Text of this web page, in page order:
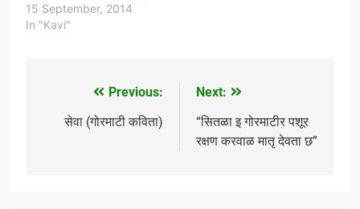
भोजन करिए।” संत बोले – “क्या
तुम्हारे पति घर पर हैं?” औरत ने
15 September, 2014
In "Kavi"
navigation
Previous:
सेवा (गोरमाटी कविता)
Next:
“सितळा इ गोरमाटीर पशूर
रक्षण करवाळ मातृ देवता छ”